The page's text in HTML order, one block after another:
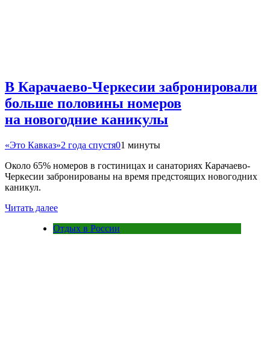
В Карачаево-Черкесии забронировали
больше половины номеров
на новогодние каникулы
«Это Кавказ»2 года спустя01 минуты
Около 65% номеров в гостиницах и санаториях Карачаево-
Черкесии забронированы на время предстоящих новогодних
каникул.
Читать далее
Отдых в России